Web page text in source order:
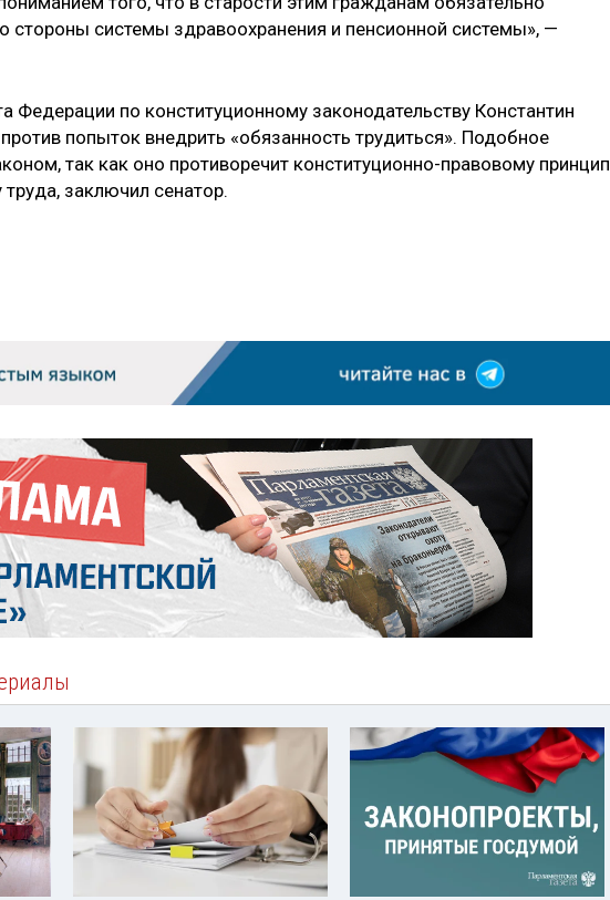
стороны системы здравоохранения и пенсионной системы», —
Федерации по конституционному законодательству Константин
попыток внедрить «обязанность трудиться». Подобное
так как оно противоречит конституционно-правовому
заключил сенатор.